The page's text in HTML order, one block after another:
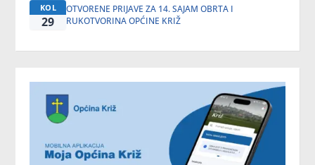
KOL
29
OTVORENE PRIJAVE ZA 14. SAJAM OBRTA I
RUKOTVORINA OPĆINE KRIŽ